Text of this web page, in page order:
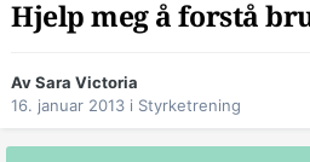
Hjelp meg å forstå
AvSara Victoria
16. januar 2013 i Styrketrening